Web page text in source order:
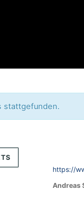
stattgefunden.
4
2
https://
Andreas